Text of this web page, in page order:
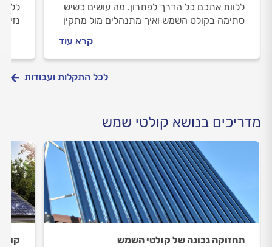
ללוות אתכם כל הדרך לפתרון. מה עושים כשיש
סתימה בקולט השמש ואיך מתנהלים מול מתקין
קרא עוד
לכל התקלות ועבודות
מדריכים בנושא קולטי שמש
תחזוקה נכונה של קולטי השמש